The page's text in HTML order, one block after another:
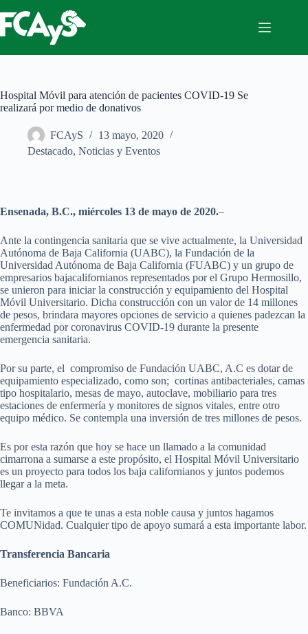
al
contenido
Hospital Móvil para atención de pacientes COVID-19 Se
realizará por medio de donativos
FCAyS
13 mayo, 2020
Destacado, Noticias y Eventos
Ensenada, B.C., miércoles 13 de mayo de 2020.–
Ante la contingencia sanitaria que se vive actualmente, la Universidad
Autónoma de Baja California (UABC), la Fundación de la
Universidad Autónoma de Baja California (FUABC) y un grupo de
empresarios bajacalifornianos representados por el Grupo Hermosillo,
se unieron para iniciar la construcción y equipamiento del Hospital
Móvil Universitario. Dicha construcción con un valor de 14 millones
de pesos, brindara mayores opciones de servicio a quienes padezcan la
enfermedad por coronavirus COVID-19 durante la presente
emergencia sanitaria.
Por su parte, el compromiso de Fundación UABC, A.C es dotar de
equipamiento especializado, como son; cortinas antibacteriales, camas
tipo hospitalario, mesas de mayo, autoclave, mobiliario para tres
estaciones de enfermería y monitores de signos vitales, entre otro
equipo médico. Se contempla una inversión de tres millones de pesos.
Es por esta razón que hoy se hace un llamado a la comunidad
cimarrona a sumarse a este propósito, el Hospital Móvil Universitario
es un proyecto para todos los baja californianos y juntos podemos
llegar a la meta.
Te invitamos a que te unas a esta noble causa y juntos hagamos
COMUNidad. Cualquier tipo de apoyo sumará a esta importante labor.
Transferencia Bancaria
Beneficiarios: Fundación A.C.
Banco: BBVA